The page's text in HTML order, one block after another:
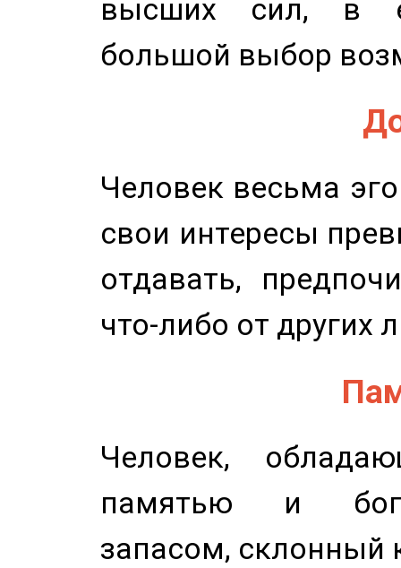
высших сил, в
большой выбор
Человек весьма
свои интересы
отдавать,
что-либо от других
Человек,
памятью и
запасом, склонный